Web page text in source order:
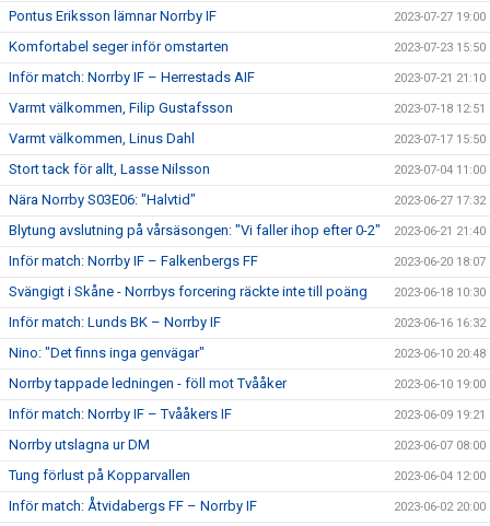
Pontus Eriksson lämnar Norrby IF 2023-07-27 19:00
Komfortabel seger inför omstarten 2023-07-23 15:50
Inför match: Norrby IF – Herrestads AIF 2023-07-21 21:10
Varmt välkommen, Filip Gustafsson 2023-07-18 12:51
Varmt välkommen, Linus Dahl 2023-07-17 15:50
Stort tack för allt, Lasse Nilsson 2023-07-04 11:00
Nära Norrby S03E06: "Halvtid" 2023-06-27 17:32
Blytung avslutning på vårsäsongen: "Vi faller ihop efter 0-2" 2023-06-21 21:40
Inför match: Norrby IF – Falkenbergs FF 2023-06-20 18:07
Svängigt i Skåne - Norrbys forcering räckte inte till poäng 2023-06-18 10:30
Inför match: Lunds BK – Norrby IF 2023-06-16 16:32
Nino: "Det finns inga genvägar" 2023-06-10 20:48
Norrby tappade ledningen - föll mot Tvååker 2023-06-10 19:00
Inför match: Norrby IF – Tvååkers IF 2023-06-09 19:21
Norrby utslagna ur DM 2023-06-07 08:00
Tung förlust på Kopparvallen 2023-06-04 12:00
Inför match: Åtvidabergs FF – Norrby IF 2023-06-02 20:00